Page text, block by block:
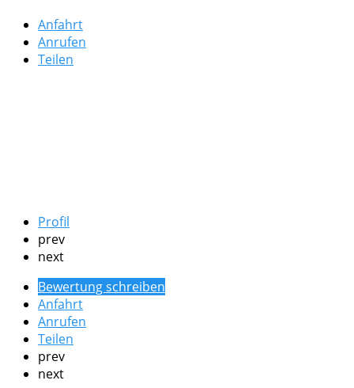
Anfahrt
Anrufen
Teilen
Profil
prev
next
Bewertung schreiben
Anfahrt
Anrufen
Teilen
prev
next